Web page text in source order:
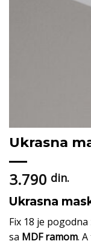
Ukrasna
3.790 din.
Ukrasna
Fix 18 je
sa MDF ramom.